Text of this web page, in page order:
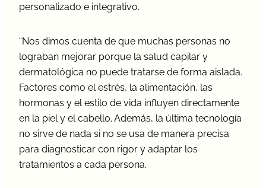
personalizado e integrativo.
“Nos dimos cuenta de que muchas personas no
lograban mejorar porque la salud capilar y
dermatológica no puede tratarse de forma aislada.
Factores como el estrés, la alimentación, las
hormonas y el estilo de vida influyen directamente
en la piel y el cabello. Además, la última tecnología
no sirve de nada si no se usa de manera precisa
para diagnosticar con rigor y adaptar los
tratamientos a cada persona.